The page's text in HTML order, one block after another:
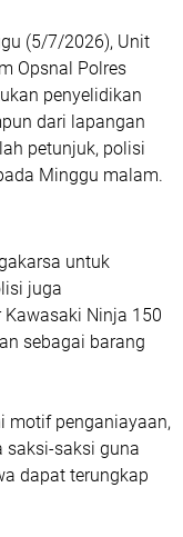
(5/7/2026), Unit
Opsnal Polres
penyelidikan
dari lapangan
petunjuk, polisi
Minggu malam.
untuk
juga
Ninja 150
sebagai barang
motif penganiayaan,
saksi-saksi guna
dapat terungkap